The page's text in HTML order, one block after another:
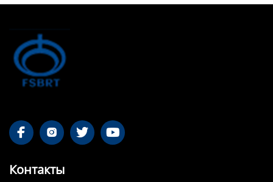
   
Контакты